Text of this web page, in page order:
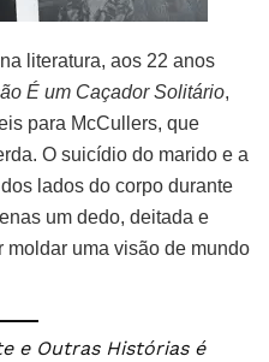
literatura, aos 22 anos
É um Caçador Solitário,
para McCullers, que
O suicídio do marido e a
lados do corpo durante
um dedo, deitada e
moldar uma visão de mundo
e Outras Histórias é